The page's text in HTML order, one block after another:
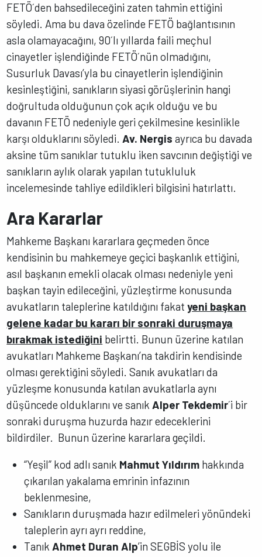
FETÖ´den bahsedileceğini zaten tahmin ettiğini
söyledi. Ama bu dava özelinde FETÖ bağlantısının
asla olamayacağını, 90´lı yıllarda faili meçhul
cinayetler işlendiğinde FETÖ´nün olmadığını,
Susurluk Davası’yla bu cinayetlerin işlendiğinin
kesinleştiğini, sanıkların siyasi görüşlerinin hangi
doğrultuda olduğunun çok açık olduğu ve bu
davanın FETÖ nedeniyle geri çekilmesine kesinlikle
karşı olduklarını söyledi. Av. Nergis ayrıca bu davada
aksine tüm sanıklar tutuklu iken savcının değiştiği ve
sanıkların aylık olarak yapılan tutukluluk
incelemesinde tahliye edildikleri bilgisini hatırlattı.
Ara Kararlar
Mahkeme Başkanı kararlara geçmeden önce
kendisinin bu mahkemeye geçici başkanlık ettiğini,
asıl başkanın emekli olacak olması nedeniyle yeni
başkan tayin edileceğini, yüzleştirme konusunda
avukatların taleplerine katıldığını fakatyeni başkan
gelene kadar bu kararı bir sonraki duruşmaya
bırakmak istediğini belirtti. Bunun üzerine katılan
avukatları Mahkeme Başkanı’na takdirin kendisinde
olması gerektiğini söyledi. Sanık avukatları da
yüzleşme konusunda katılan avukatlarla aynı
düşüncede olduklarını ve sanık Alper Tekdemir´i bir
sonraki duruşma huzurda hazır edeceklerini
bildirdiler. Bunun üzerine kararlara geçildi.
“Yeşil” kod adlı sanık Mahmut Yıldırım hakkında
çıkarılan yakalama emrinin infazının
beklenmesine,
Sanıkların duruşmada hazır edilmeleri yönündeki
taleplerin ayrı ayrı reddine,
Tanık Ahmet Duran Alp’in SEGBİS yolu ile